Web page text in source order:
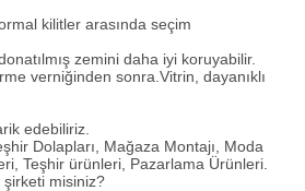
kilitler arasında seçim
zemini daha iyi koruyabilir.
verniğinden sonra.Vitrin, dayanıklı
edebiliriz.
Dolapları, Mağaza Montajı, Moda
Teşhir ürünleri, Pazarlama Ürünleri.
misiniz?